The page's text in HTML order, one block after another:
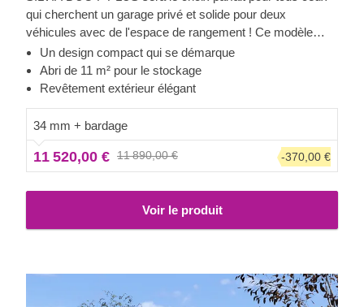
qui cherchent un garage privé et solide pour deux
véhicules avec de l'espace de rangement ! Ce modèle
offre deux pièces avec des entrées séparées : une place
de parking de 32 m² et un abri de 11 m² juste à côté. Le
design élégant et discret fera facilement ressortir le
joyeux avec SILVIA DUO F PLUS !
Un design compact qui se démarque
Abri de 11 m² pour le stockage
Revêtement extérieur élégant
34 mm + bardage
11 520,00 € 11 890,00 € -370,00 €
Voir le produit